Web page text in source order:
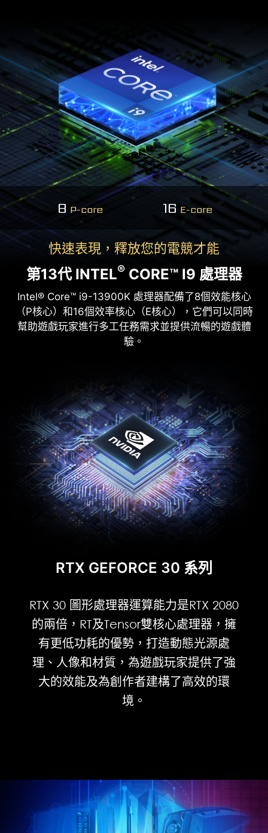
8 P-core 16 E-core
快速表現，釋放您的電競才能
第13代 INTEL®CORE™ I9 處理器
Intel® Core™ i9-13900K 處理器配備了8個效能核心
（P核心）和16個效率核心（E核心），它們可以同時
幫助遊戲玩家進行多工任務需求並提供流暢的遊戲體
驗。
RTX GEFORCE 30 系列
RTX 30 圖形處理器運算能力是RTX 2080
的兩倍，RT及Tensor雙核心處理器，擁
有更低功耗的優勢，打造動態光源處
理、人像和材質，為遊戲玩家提供了強
大的效能及為創作者建構了高效的環
境。